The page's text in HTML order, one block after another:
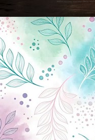
Новини Чернігова, Чернігівські новини,